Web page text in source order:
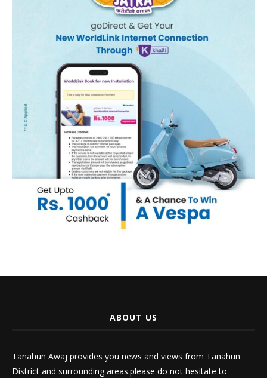
ABOUT US
Tanahun Awaj provides you news and views from Tanahun
District and surrounding areas.please do not hesitate to